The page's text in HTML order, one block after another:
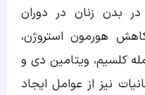
بدن زنان در دوران
هورمون استروژن،
کلسیم، ویتامین دی و
نیز از عوامل ایجاد